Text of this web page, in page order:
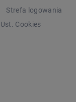
Strefa logowania
Ust. Cookies